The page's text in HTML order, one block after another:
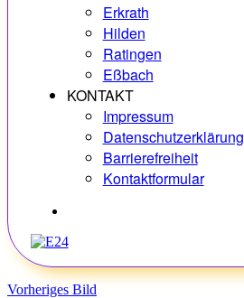
Erkrath
Hilden
Ratingen
Eßbach
KONTAKT
Impressum
Datenschutzerklärung
Barrierefreiheit
Kontaktformular
Vorheriges Bild